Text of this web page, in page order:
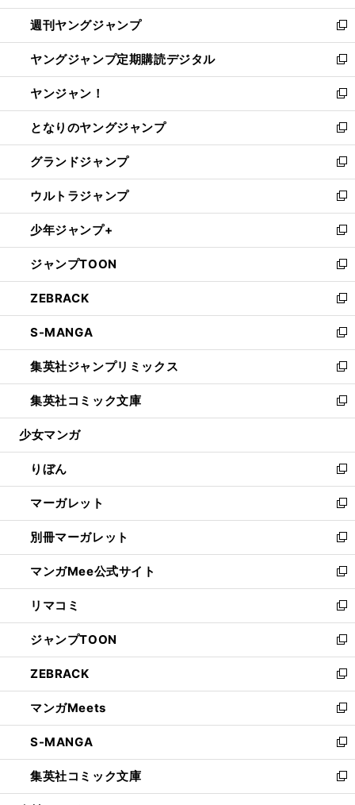
開
く
ウ
で
開
く
ン
ド
ウ
で
開
く
ウ
ィ
ン
ド
ウ
で
開
く
週刊ヤングジャンプ
新
し
い
ウ
ィ
ン
ド
ウ
で
開
く
ヤングジャンプ定期購読デジタル
新
し
い
ウ
ィ
ン
ド
ウ
で
開
く
ヤンジャン！
新
し
い
ウ
ィ
ン
ド
ウ
で
開
く
となりのヤングジャンプ
新
し
い
ウ
ィ
ン
ド
ウ
で
開
く
グランドジャンプ
新
し
い
ウ
ィ
ン
ド
ウ
で
開
く
ウルトラジャンプ
新
し
い
ウ
ィ
ン
ド
ウ
で
開
く
少年ジャンプ+
新
し
い
ウ
ィ
ン
ド
ウ
で
開
く
ジャンプTOON
新
し
い
ウ
ィ
ン
ド
ウ
で
開
ZEBRACK
新
し
い
ウ
ィ
ン
ド
ウ
開
く
S-MANGA
新
し
い
ウ
ィ
ン
ウ
で
開
く
集英社ジャンプリミックス
新
し
い
ウ
ン
ド
ウ
で
開
く
集英社コミック文庫
新
し
ウ
ィ
ン
ド
ウ
で
開
く
少女マンガ
りぼん
新
し
い
ウ
ィ
ン
ド
ウ
で
開
く
マーガレット
新
し
い
ウ
ィ
ン
ド
ウ
で
開
く
別冊マーガレット
新
し
い
ウ
ィ
ン
ド
ウ
で
開
く
マンガMee公式サイト
新
し
い
ウ
ィ
ン
ド
ウ
で
開
く
リマコミ
新
し
い
ウ
ィ
ン
ド
ウ
で
開
く
ジャンプTOON
新
し
い
ウ
ィ
ン
ド
ウ
で
開
ZEBRACK
新
し
い
ウ
ィ
ン
ド
ウ
マンガMeets
新
し
い
ウ
ィ
ン
S-MANGA
新
し
い
ウ
集英社コミック文庫
新
し